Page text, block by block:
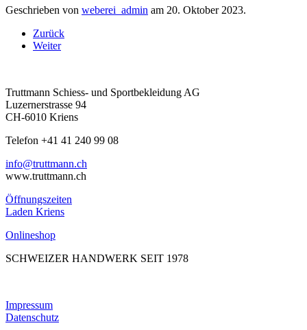
Geschrieben von weberei_admin am 20. Oktober 2023.
Zurück
Weiter
Truttmann Schiess- und Sportbekleidung AG
Luzernerstrasse 94
CH-6010 Kriens
Telefon +41 41 240 99 08
hc.nnamtturt@ofni
www.truttmann.ch
Öffnungszeiten
Laden Kriens
Onlineshop
SCHWEIZER HANDWERK SEIT 1978
Impressum
Datenschutz